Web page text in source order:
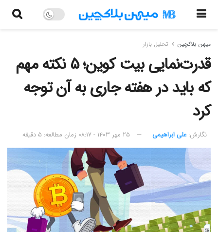
میهن بلاکچین تحلیل بازار
قدرت‌نمایی بیت کوین؛ ۵ نکته مهم
که باید در هفته جاری به آن توجه
کرد
نگارش:‌ علی ابراهیمی ۲۵ مهر ۱۴۰۳ - ۰۸:۱۷ زمان مطالعه: ۵ دقیقه